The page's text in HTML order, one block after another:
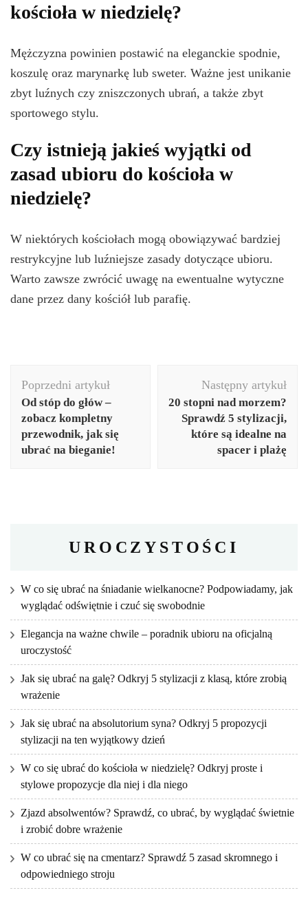
kościoła w niedzielę?
Mężczyzna powinien postawić na eleganckie spodnie,
koszulę oraz marynarkę lub sweter. Ważne jest unikanie
zbyt luźnych czy zniszczonych ubrań, a także zbyt
sportowego stylu.
Czy istnieją jakieś wyjątki od
zasad ubioru do kościoła w
niedzielę?
W niektórych kościołach mogą obowiązywać bardziej
restrykcyjne lub luźniejsze zasady dotyczące ubioru.
Warto zawsze zwrócić uwagę na ewentualne wytyczne
dane przez dany kościół lub parafię.
wpisu
Poprzedni artykuł
Od stóp do głów –
zobacz kompletny
przewodnik, jak się
ubrać na bieganie!
Następny artykuł
20 stopni nad morzem?
Sprawdź 5 stylizacji,
które są idealne na
spacer i plażę
UROCZYSTOŚCI
W co się ubrać na śniadanie wielkanocne? Podpowiadamy, jak
wyglądać odświętnie i czuć się swobodnie
Elegancja na ważne chwile – poradnik ubioru na oficjalną
uroczystość
Jak się ubrać na galę? Odkryj 5 stylizacji z klasą, które zrobią
wrażenie
Jak się ubrać na absolutorium syna? Odkryj 5 propozycji
stylizacji na ten wyjątkowy dzień
W co się ubrać do kościoła w niedzielę? Odkryj proste i
stylowe propozycje dla niej i dla niego
Zjazd absolwentów? Sprawdź, co ubrać, by wyglądać świetnie
i zrobić dobre wrażenie
W co ubrać się na cmentarz? Sprawdź 5 zasad skromnego i
odpowiedniego stroju